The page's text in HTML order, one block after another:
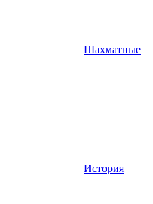
Шахматные
История